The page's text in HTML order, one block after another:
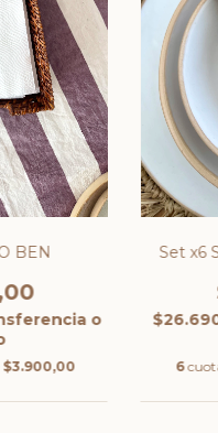
BEN
o
$3.900,00
Set x6
6